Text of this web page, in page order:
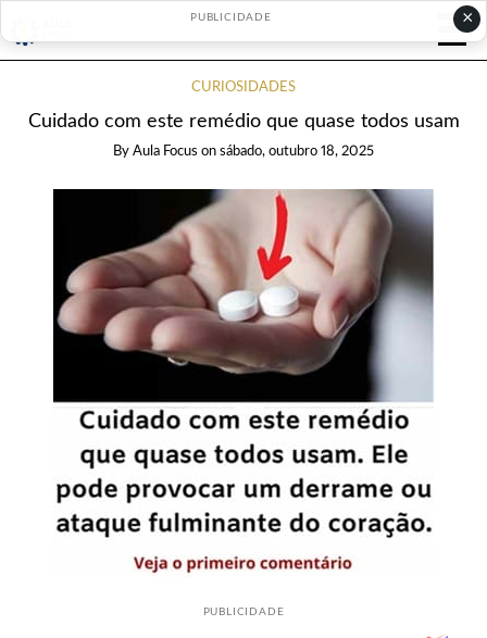
CURIOSIDADES
Cuidado com este remédio que quase todos usam
By Aula Focus on sábado, outubro 18, 2025
PUBLICIDADE
×
PUBLICIDADE